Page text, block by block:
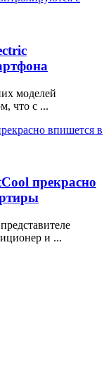
моделей
что с ...
прекрасно
и ...